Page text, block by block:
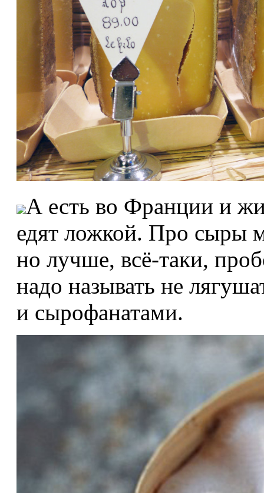
А есть во Франции и
едят ложкой. Про сыры
но лучше, всё-таки,
надо называть не
и сырофанатами.